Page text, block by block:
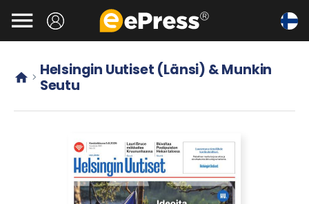
Siirry
pääsisältöön

 
Helsingin Uutiset (Länsi) & Munkin
Seutu